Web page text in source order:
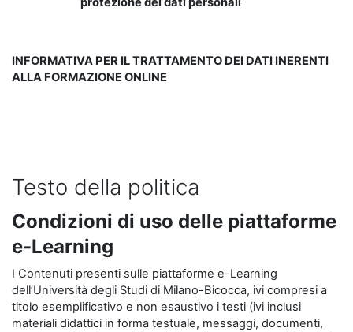
INFORMATIVA PER IL TRATTAMENTO DEI DATI INERENTI
ALLA FORMAZIONE ONLINE
Testo della politica
Condizioni di uso delle piattaforme
e-Learning
I Contenuti presenti sulle piattaforme e-Learning
dell’Università degli Studi di Milano-Bicocca, ivi compresi a
titolo esemplificativo e non esaustivo i testi (ivi inclusi
materiali didattici in forma testuale, messaggi, documenti,